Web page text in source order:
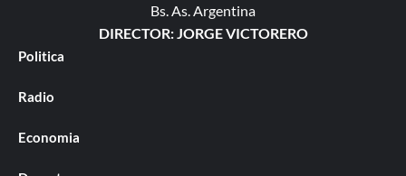
Bs. As. Argentina
DIRECTOR: JORGE VICTORERO
Politica
Radio
Economia